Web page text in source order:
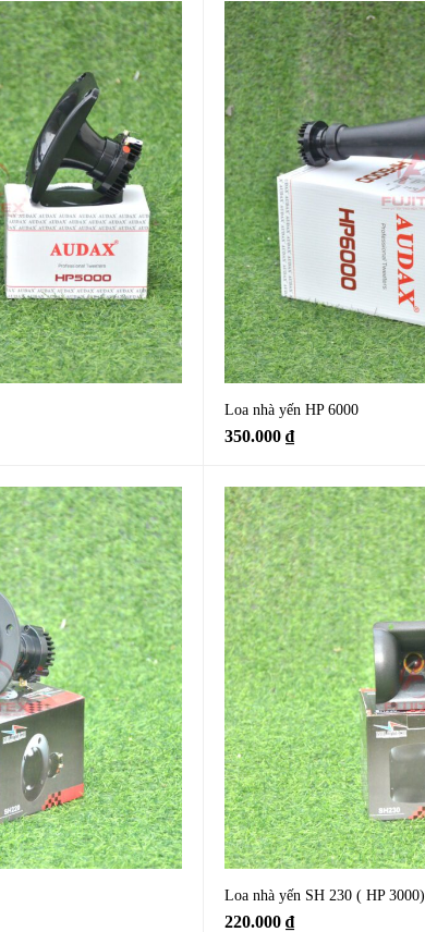
Loa nhà yến HP 6000
350.000 ₫
Loa nhà yến SH 230 ( HP 3000)
220.000 ₫